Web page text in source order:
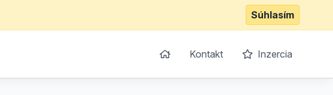
Súhlasím
Kontakt Inzercia